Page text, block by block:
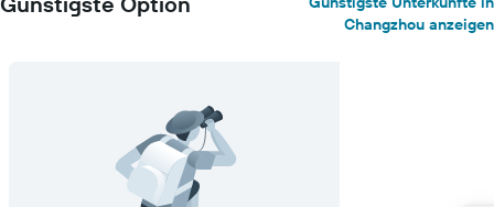
Changzhou anzeigen